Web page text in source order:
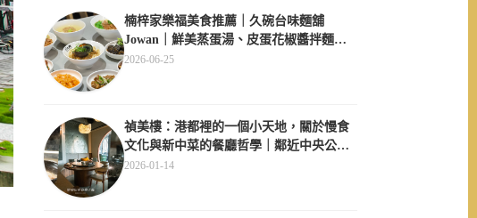
楠梓家樂福美食推薦｜久碗台味麵舖
Jowan｜鮮美蒸蛋湯、皮蛋花椒醬拌麵必
點、午間用餐不休息超方便
2026-06-25
禎美樓：港都裡的一個小天地，關於慢食
文化與新中菜的餐廳哲學｜鄰近中央公
園、大同醫院
2026-01-14